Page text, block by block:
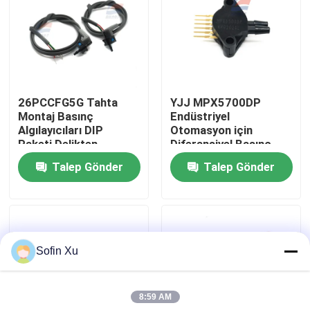
Bizim Hakkımızda
Kalite Kontrolü
Bizimle İletişim
Oksijen Gaz Sensörü
Elektrokimyasal Gaz Sensörü
26PCCFG5G Tahta
Montaj Basınç
Algılayıcıları DIP
Paketi Delikten
Talep Gönder
YJJ MPX5700DP
Endüstriyel
Otomasyon için
Diferansiyel Basınç
Sensörü 0–700kPa
Talep Gönder
Sofin Xu
8:59 AM